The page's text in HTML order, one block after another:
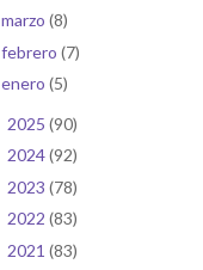
marzo (8)
febrero (7)
enero (5)
2025 (90)
2024(92)
2023 (78)
2022 (83)
2021 (83)